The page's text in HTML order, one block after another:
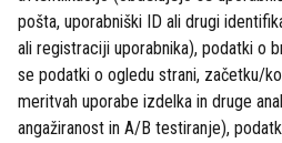
pošta, uporabniški ID ali drugi
ali registraciji uporabnika), podatki o
se podatki o ogledu strani, začetku/
meritvah uporabe izdelka in druge
angažiranost in A/B testiranje),